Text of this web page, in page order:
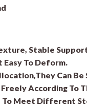
Stable
Easy To Deform.
Can Be
According To
To Meet Different